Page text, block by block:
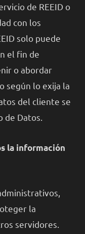
de REEID o
con los
solo puede
el fin de
o abordar
según lo exija la
del cliente se
de Datos.
la información
la
servidores.